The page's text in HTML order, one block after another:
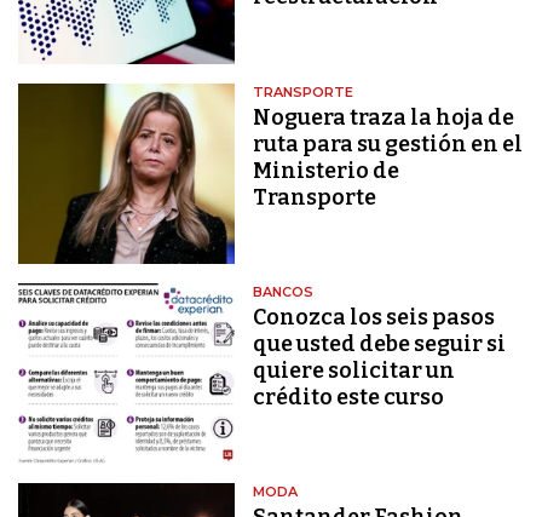
TRANSPORTE
Noguera traza la hoja de
ruta para su gestión en el
Ministerio de
Transporte
BANCOS
Conozca los seis pasos
que usted debe seguir si
quiere solicitar un
crédito este curso
MODA